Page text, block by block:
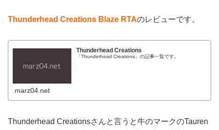
Thunderhead Creations Blaze RTAのレビューです。
Thunderhead Creations
「Thunderhead Creations」の記事一覧です。
marz04.net
Thunderhead Creationsさんと言うと牛のマークのTauren